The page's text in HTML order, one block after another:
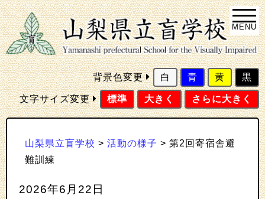
背景色変更 白 青 黄 黒
文字サイズ変更 標準 大きく さらに大きく
山梨県立盲学校 > 活動の様子 > 第2回寄宿舎避
難訓練
2026年6月22日
MENU